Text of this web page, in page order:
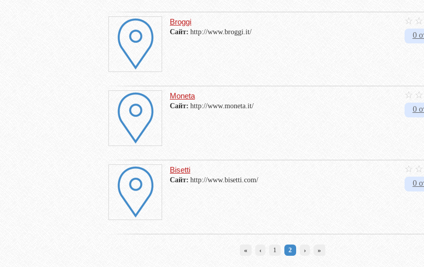
0
Broggi
Сайт: http://www.broggi.it/
0
Moneta
Сайт: http://www.moneta.it/
0
Bisetti
Сайт: http://www.bisetti.com/
« ‹ 1 2 › »